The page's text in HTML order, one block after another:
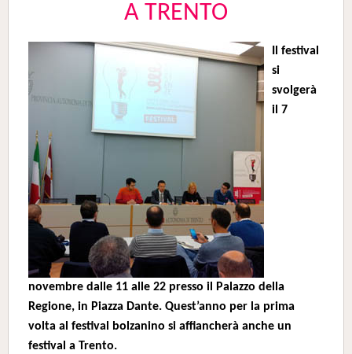
A TRENTO
Il festival
si
svolgerà
il 7
novembre dalle 11 alle 22 presso il Palazzo della
Regione, in Piazza Dante. Quest’anno per la prima
volta al festival bolzanino si affiancherà anche un
festival a Trento.